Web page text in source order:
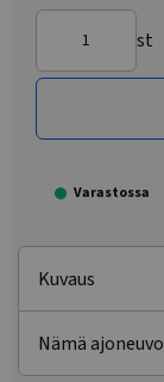
st
Varastossa
Kuvaus
Nämä